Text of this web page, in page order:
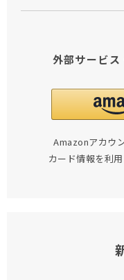
外部サービ
Amazonアカウ
カード情報を利